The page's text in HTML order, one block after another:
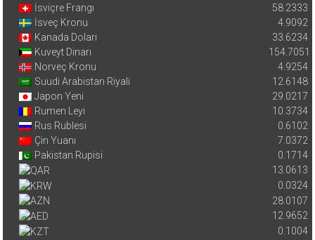
İsviçre Frangı
58.2333
İsveç Kronu
4.9092
Kanada Doları
33.6234
Kuveyt Dinarı
154.7051
Norveç Kronu
4.9254
Suudi Arabistan Riyali
12.6148
Japon Yeni
29.0217
Rumen Leyi
10.3734
Rus Rublesi
0.6102
Çin Yuanı
7.0372
Pakistan Rupisi
0.1714
13.0613
0.0324
28.0107
12.9652
0.1004